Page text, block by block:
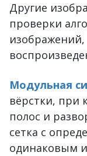
Другие
проверки
Модульная
вёрстки, при
полос и
сетка с
одинаковым